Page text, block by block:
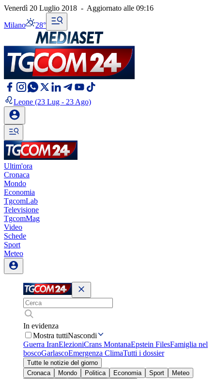
Venerdì 20 Luglio 2018 - Aggiornato alle 09:16
Milano 28°
Leone (23 Lug - 23 Ago)
Ultim'ora
Cronaca
Mondo
Economia
TgcomLab
Televisione
TgcomMag
Video
Schede
Sport
Meteo
In evidenza
Mostra tuttiNascondi
Guerra IranElezioniCrans MontanaEpstein FilesFamiglia nel
boscoGarlascoEmergenza ClimaTutti i dossier
Tutte le notizie del giorno
Cronaca
Mondo Politica Economia Sport
Meteo